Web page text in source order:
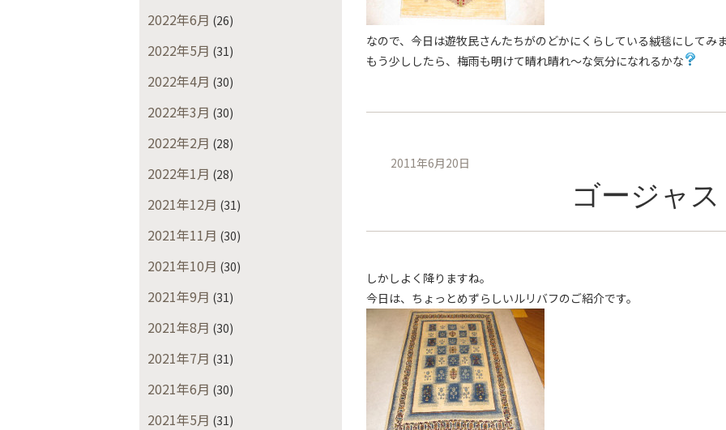
2022年6月 (26)
2022年5月 (31)
2022年4月 (30)
2022年3月 (30)
2022年2月 (28)
2022年1月 (28)
2021年12月 (31)
2021年11月 (30)
2021年10月 (30)
2021年9月 (31)
2021年8月 (30)
2021年7月 (31)
2021年6月 (30)
2021年5月 (31)
なので、今日は遊牧民さんたちがのどかにくらしている絨毯にしてみ
もう少ししたら、梅雨も明けて晴れ晴れ〜な気分になれるかな
2011年6月20日
ゴージャス
しかしよく降りますね。
今日は、ちょっとめずらしいルリバフのご紹介です。